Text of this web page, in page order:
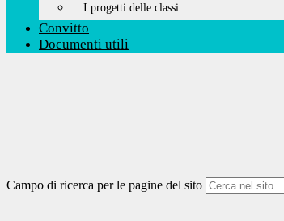
I progetti delle classi
Convitto
Documenti utili
Campo di ricerca per le pagine del sito